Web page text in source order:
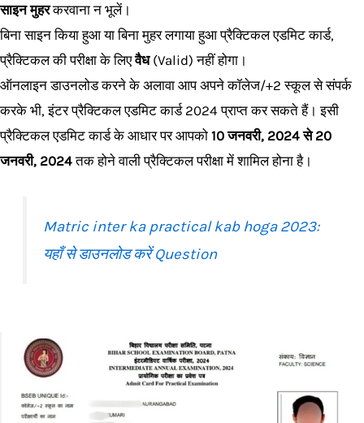
साइन मुहरकरवाना न भूलें।
बिना साइन किया हुआ या बिना मुहर लगाया हुआ प्रैक्टिकल एडमिट कार्ड,
प्रैक्टिकल की परीक्षा के लिएवैध(Valid) नहीं होगा।
ऑनलाइन डाउनलोड करने के अलावा आप अपने कॉलेज/+2 स्कूल से संपर्क
करके भी, इंटर प्रैक्टिकल एडमिट कार्ड 2024 प्राप्त कर सकते हैं। इसी
प्रैक्टिकल एडमिट कार्ड के आधार पर आपको 10 जनवरी, 2024 से 20
जनवरी, 2024तक होने वाली प्रैक्टिकल परीक्षा में शामिल होना है।
Matric inter ka practical kab hoga 2023:
यहाँ से डाउनलोड करें Question